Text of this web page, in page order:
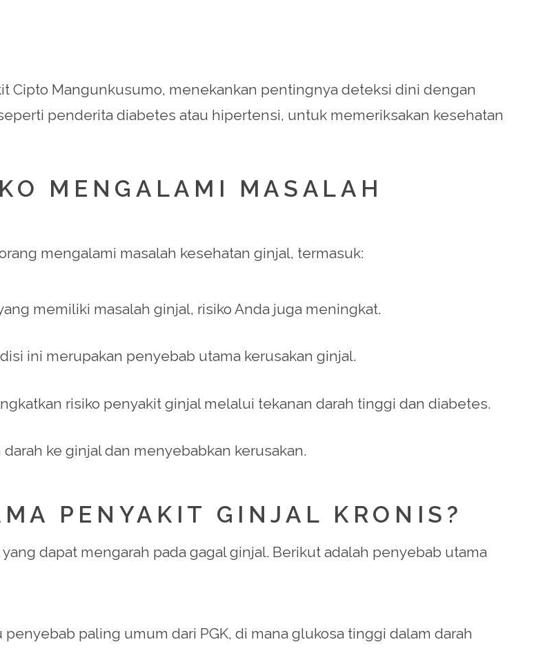
Cipto Mangunkusumo, menekankan pentingnya deteksi dini dengan
penderita diabetes atau hipertensi, untuk memeriksakan kesehatan
MENGALAMI MASALAH
mengalami masalah kesehatan ginjal, termasuk:
memiliki masalah ginjal, risiko Anda juga meningkat.
ini merupakan penyebab utama kerusakan ginjal.
risiko penyakit ginjal melalui tekanan darah tinggi dan diabetes.
ke ginjal dan menyebabkan kerusakan.
PENYAKIT GINJAL KRONIS?
dapat mengarah pada gagal ginjal. Berikut adalah penyebab utama
paling umum dari PGK, di mana glukosa tinggi dalam darah